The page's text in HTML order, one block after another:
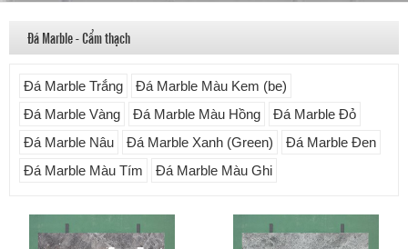
Đá Marble - Cẩm thạch
Đá Marble Trắng
Đá Marble Màu Kem (be)
Đá Marble Vàng
Đá Marble Màu Hồng
Đá Marble Đỏ
Đá Marble Nâu
Đá Marble Xanh (Green)
Đá Marble Đen
Đá Marble Màu Tím
Đá Marble Màu Ghi